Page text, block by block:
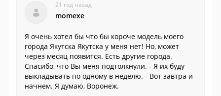
21 год назад
momexe
Я очень хотел бы что бы короче модель моего
города Якутска Якутска у меня нет! Но, может
через месяц появится. Есть другие города.
Спасибо, что Вы меня подтолкнули. - Я их буду
выкладывать по одному в неделю. - Вот завтра и
начнем. Я думаю, Воронеж.